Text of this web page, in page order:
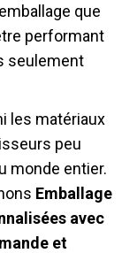
que
performant
seulement
les matériaux
peu
monde entier.
Emballage
avec
et